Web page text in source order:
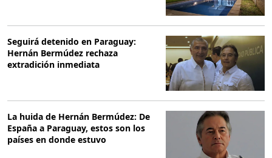
Seguirá detenido en Paraguay:
Hernán Bermúdez rechaza
extradición inmediata
La huida de Hernán Bermúdez: De
España a Paraguay, estos son los
países en donde estuvo